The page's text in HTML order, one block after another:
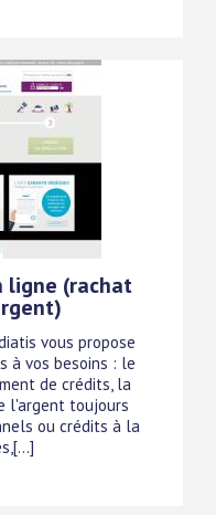
ligne (rachat
vous propose
à vos besoins : le
de crédits, la
l'argent toujours
ou crédits à la